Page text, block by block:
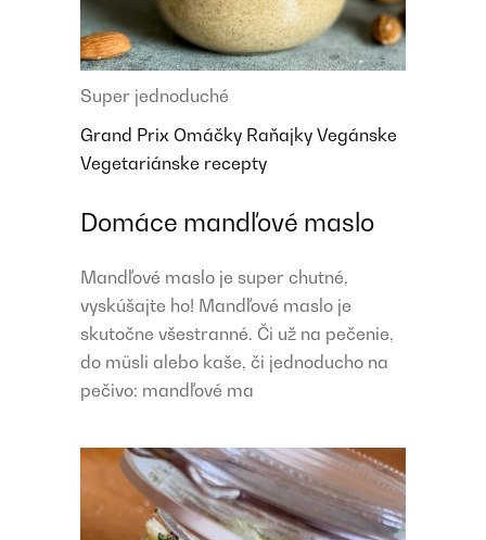
Super jednoduché
Grand Prix Omáčky Raňajky Vegánske
Vegetariánske recepty
Domáce mandľové maslo
Mandľové maslo je super chutné,
vyskúšajte ho! Mandľové maslo je
skutočne všestranné. Či už na pečenie,
do müsli alebo kaše, či jednoducho na
pečivo: mandľové ma